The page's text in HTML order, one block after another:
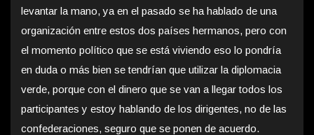
levantar la mano, ya en el pasado se ha hablado de una
organización entre estos dos países hermanos, pero con
el momento político que se está viviendo eso lo pondría
en duda o más bien se tendrían que utilizar la diplomacia
verde, porque con el dinero que se van a llegar todos los
participantes y estoy hablando de los dirigentes, no de las
confederaciones, seguro que se ponen de acuerdo.